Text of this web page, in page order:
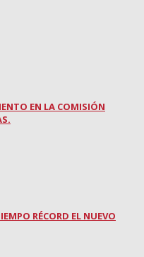
EN LA COMISIÓN
RÉCORD EL NUEVO